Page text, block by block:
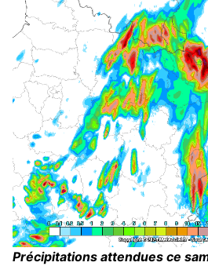
Précipitations attendues ce